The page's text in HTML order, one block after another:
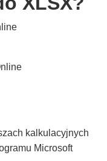
kalkulacyjnych
Microsoft